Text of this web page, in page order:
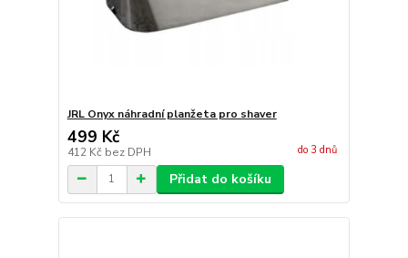
JRL Onyx náhradní planžeta pro shaver
499 Kč
412 Kč bez DPH do 3 dnů
Přidat do košíku